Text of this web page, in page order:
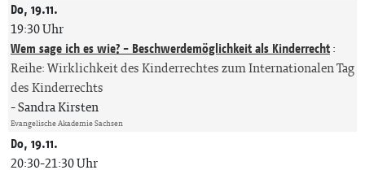
Do, 19.11.
19:30 Uhr
Wem sage ich es wie? - Beschwerdemöglichkeit als Kinderrecht:
Reihe: Wirklichkeit des Kinderrechtes zum Internationalen Tag
des Kinderrechts
Sandra Kirsten
Evangelische Akademie Sachsen
Do, 19.11.
20:30-21:30 Uhr